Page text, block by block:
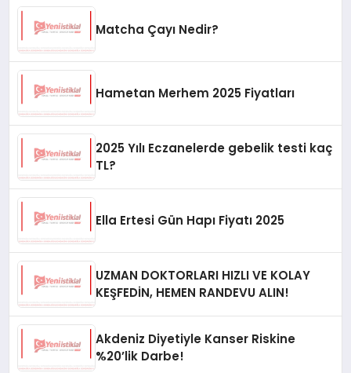
Matcha Çayı Nedir?
Hametan Merhem 2025 Fiyatları
2025 Yılı Eczanelerde gebelik testi kaç
TL?
Ella Ertesi Gün Hapı Fiyatı 2025
UZMAN DOKTORLARI HIZLI VE KOLAY
KEŞFEDİN, HEMEN RANDEVU ALIN!
Akdeniz Diyetiyle Kanser Riskine
%20’lik Darbe!